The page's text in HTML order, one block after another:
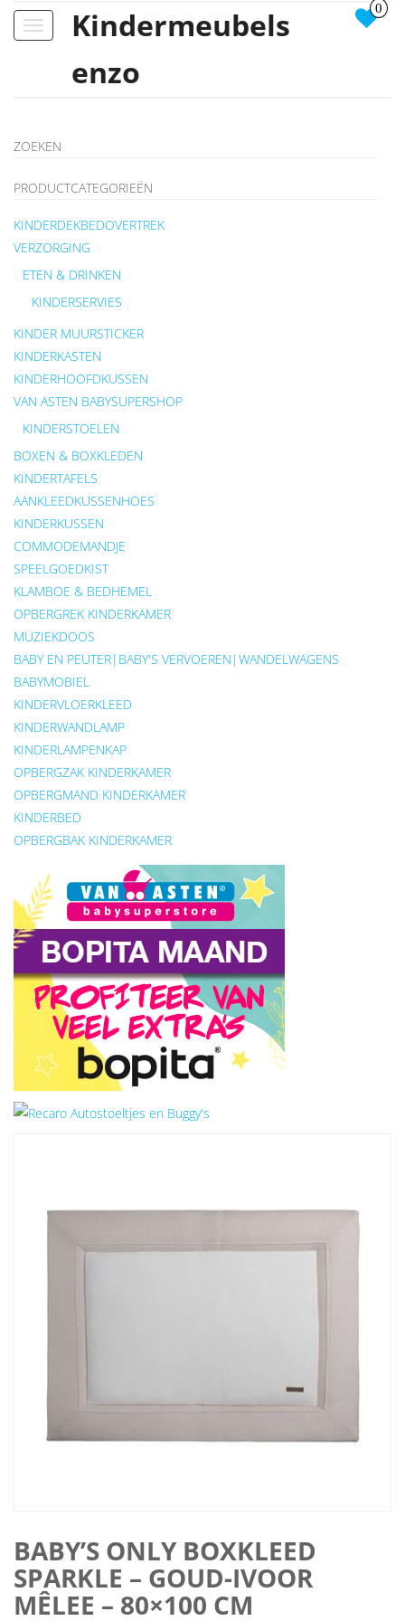
Toggle
Kindermeubels
enzo
0
ZOEKEN
PRODUCTCATEGORIEËN
KINDERDEKBEDOVERTREK
VERZORGING
ETEN & DRINKEN
KINDERSERVIES
KINDER MUURSTICKER
KINDERKASTEN
KINDERHOOFDKUSSEN
VAN ASTEN BABYSUPERSHOP
KINDERSTOELEN
BOXEN & BOXKLEDEN
KINDERTAFELS
AANKLEEDKUSSENHOES
KINDERKUSSEN
COMMODEMANDJE
SPEELGOEDKIST
KLAMBOE & BEDHEMEL
OPBERGREK KINDERKAMER
MUZIEKDOOS
BABY EN PEUTER|BABY'S VERVOEREN|WANDELWAGENS
BABYMOBIEL
KINDERVLOERKLEED
KINDERWANDLAMP
KINDERLAMPENKAP
OPBERGZAK KINDERKAMER
OPBERGMAND KINDERKAMER
KINDERBED
OPBERGBAK KINDERKAMER
BABY’S ONLY BOXKLEED
SPARKLE – GOUD-IVOOR
MÊLEE – 80×100 CM